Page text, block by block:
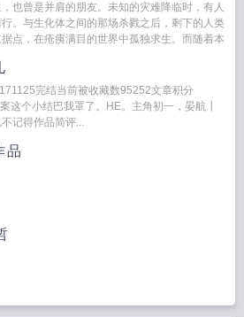
也曾是并肩的朋友。未知的灾难降临时，有人
。与生化体之间的那场杀戮之后，剩下的人类
点，在疮痍满目的世界中孤独求生。而随着本
完结当前被收藏数95252文章积分
这个小结巴我罩了。HE。主角初一，晏航┃
记得作品简评...
品